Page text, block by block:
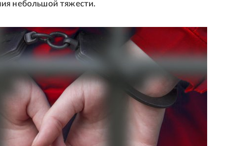
небольшой тяжести.